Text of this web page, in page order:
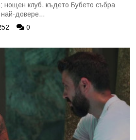
нощен клуб, където Бубето събра
най-довере...
0